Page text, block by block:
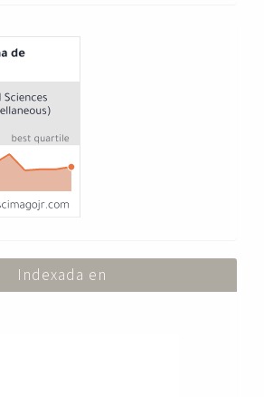
Indexada en